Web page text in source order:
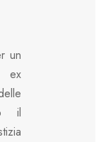
un
ex
il